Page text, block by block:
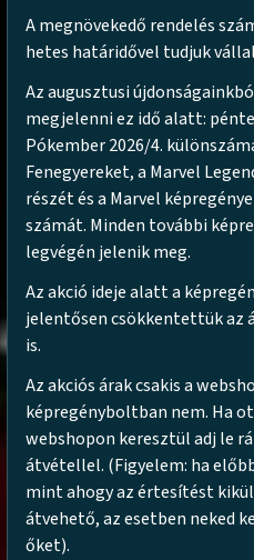
A megnövekedő rendelés
hetes határidővel tudjuk
Az augusztusi
megjelenni ez idő alatt:
Pókember 2026/4.
Fenegyereket, a Marvel
részét és a Marvel
számát. Minden további
legvégén jelenik meg.
Az akció ideje alatt a
jelentősen csökkentettük az
is.
Az akciós árak csakis a
képregényboltban nem. Ha
webshopon keresztül adj le
átvétellel. (Figyelem: ha
mint ahogy az értesítést
átvehető, az esetben neked
őket).